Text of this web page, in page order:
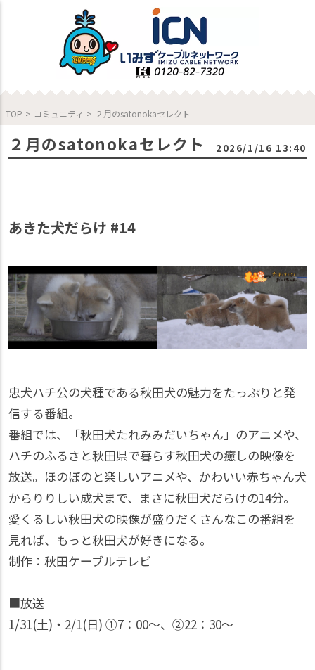
TOP > コミュニティ > ２月のsatonokaセレクト
２月のsatonokaセレクト 2026/1/16 13:40
あきた犬だらけ #14
忠犬ハチ公の犬種である秋田犬の魅力をたっぷりと発
信する番組。
番組では、「秋田犬たれみみだいちゃん」のアニメや、
ハチのふるさと秋田県で暮らす秋田犬の癒しの映像を
放送。ほのぼのと楽しいアニメや、かわいい赤ちゃん犬
からりりしい成犬まで、まさに秋田犬だらけの14分。
愛くるしい秋田犬の映像が盛りだくさんなこの番組を
見れば、もっと秋田犬が好きになる。
制作：秋田ケーブルテレビ
■放送
1/31(土)・2/1(日) ①7：00〜、②22：30〜